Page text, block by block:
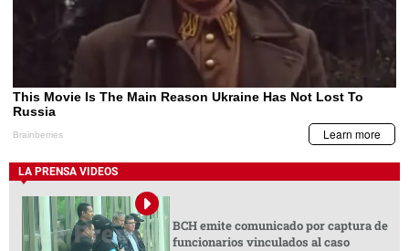
LA PRENSA VIDEOS
BCH emite comunicado por captura de
funcionarios vinculados al caso